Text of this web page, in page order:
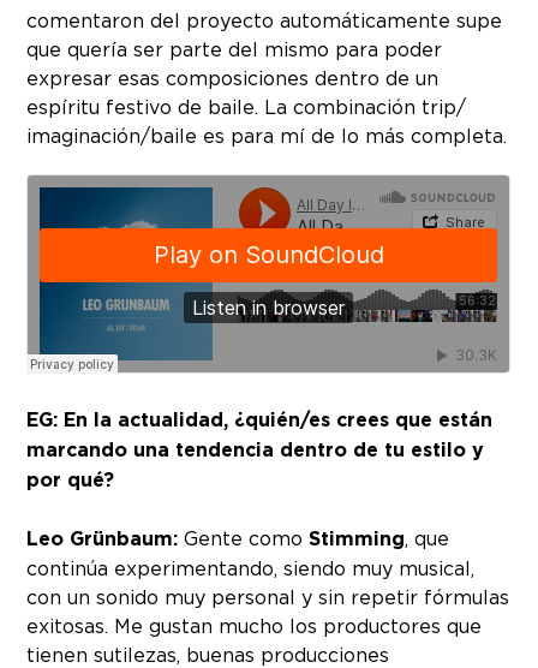
comentaron del proyecto automáticamente supe
que quería ser parte del mismo para poder
expresar esas composiciones dentro de un
espíritu festivo de baile. La combinación trip/
imaginación/baile es para mí de lo más completa.
EG: En la actualidad, ¿quién/es crees que están
marcando una tendencia dentro de tu estilo y
por qué?
Leo Grünbaum: Gente como Stimming, que
continúa experimentando, siendo muy musical,
con un sonido muy personal y sin repetir fórmulas
exitosas. Me gustan mucho los productores que
tienen sutilezas, buenas producciones